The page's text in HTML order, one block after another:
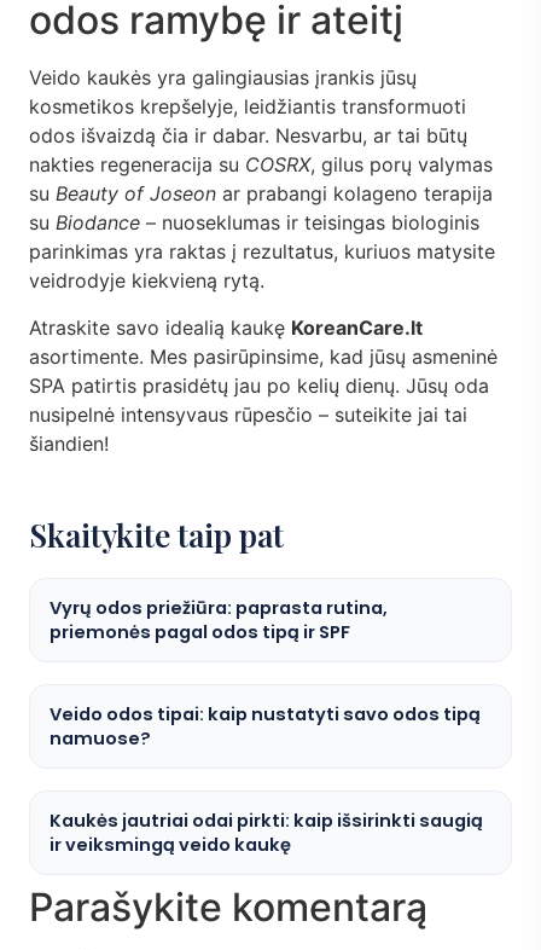
odos ramybę ir ateitį
Veido kaukės yra galingiausias įrankis jūsų
kosmetikos krepšelyje, leidžiantis transformuoti
odos išvaizdą čia ir dabar. Nesvarbu, ar tai būtų
nakties regeneracija su COSRX, gilus porų valymas
su Beauty of Joseon ar prabangi kolageno terapija
su Biodance – nuoseklumas ir teisingas biologinis
parinkimas yra raktas į rezultatus, kuriuos matysite
veidrodyje kiekvieną rytą.
Atraskite savo idealią kaukę KoreanCare.lt
asortimente. Mes pasirūpinsime, kad jūsų asmeninė
SPA patirtis prasidėtų jau po kelių dienų. Jūsų oda
nusipelnė intensyvaus rūpesčio – suteikite jai tai
šiandien!
Skaitykite taip pat
Vyrų odos priežiūra: paprasta rutina,
priemonės pagal odos tipą ir SPF
Veido odos tipai: kaip nustatyti savo odos tipą
namuose?
Kaukės jautriai odai pirkti: kaip išsirinkti saugią
ir veiksmingą veido kaukę
Parašykite komentarą